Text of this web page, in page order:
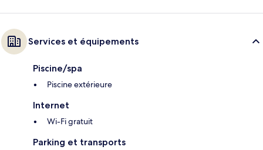
Services et équipements
Piscine/spa
Piscine extérieure
Internet
Wi-Fi gratuit
Parking et transports